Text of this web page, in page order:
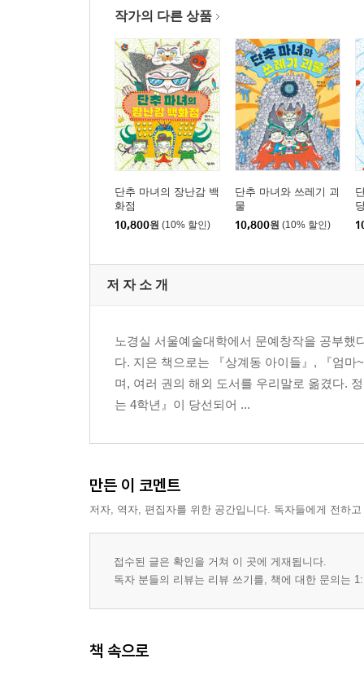
작가의 다른 상품
단추 마녀의 장난감 백
화점
10,800원 (10% 할인)
단추 마녀와 쓰레기 괴
물
10,800원 (10% 할인)
저 자 소 개
노경실 서울예술대학에서 문예창작을 공부
다. 지은 책으로는 『상계동 아이들』, 『엄
며, 여러 권의 해외 도서를 우리말로 옮겼다.
는 4학년』이 당선되어 ...
만든 이 코멘트
저자, 역자, 편집자를 위한 공간입니다. 독자들에게 전하
접수된 글은 확인을 거쳐 이 곳에 게재됩니다.
독자 분들의 리뷰는 리뷰 쓰기를, 책에 대한 문의는
책 속으로